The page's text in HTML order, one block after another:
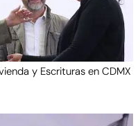
y Escrituras en CDMX